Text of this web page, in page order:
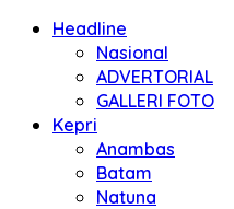
Headline
Nasional
ADVERTORIAL
GALLERI FOTO
Kepri
Anambas
Batam
Natuna